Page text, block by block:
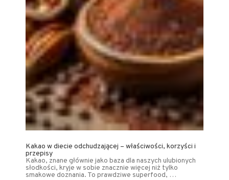
Kakao w diecie odchudzającej – właściwości, korzyści i
przepisy
Kakao, znane głównie jako baza dla naszych ulubionych
słodkości, kryje w sobie znacznie więcej niż tylko
smakowe doznania. To prawdziwe superfood, …